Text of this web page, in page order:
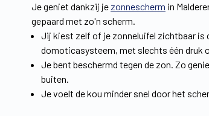
Je geniet dankzij je zonnescherm in
gepaard met zo'n scherm.
Jij kiest zelf of je zonneluifel zichtbaar is
domoticasysteem, met slechts één druk
Je bent beschermd tegen de zon. Zo
buiten.
Je voelt de kou minder snel door het